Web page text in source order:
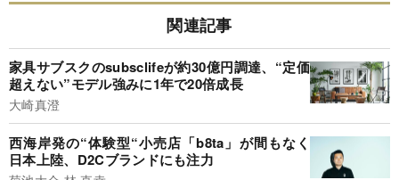
関連記事
家具サブスクのsubsclifeが約30億円調達、“定価
超えない”モデル強みに1年で20倍成長
大崎真澄
西海岸発の“体験型“小売店「b8ta」が間もなく
日本上陸、D2Cブランドにも注力